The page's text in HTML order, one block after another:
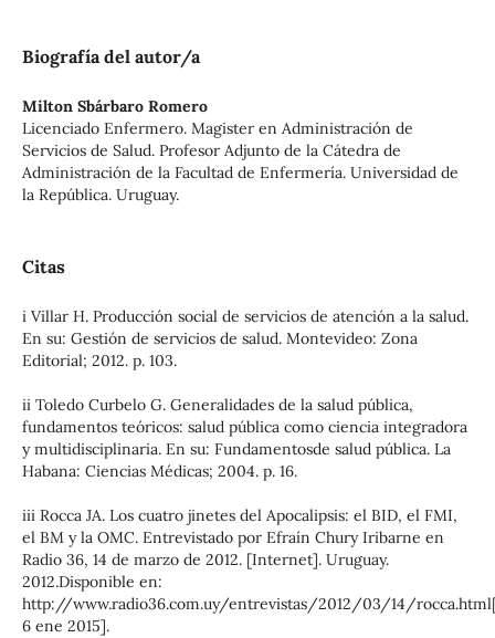
Biografía del autor/a
Milton Sbárbaro Romero
Licenciado Enfermero. Magister en Administración de
Servicios de Salud. Profesor Adjunto de la Cátedra de
Administración de la Facultad de Enfermería. Universidad de
la República. Uruguay.
Citas
i Villar H. Producción social de servicios de atención a la salud.
En su: Gestión de servicios de salud. Montevideo: Zona
Editorial; 2012. p. 103.
ii Toledo Curbelo G. Generalidades de la salud pública,
fundamentos teóricos: salud pública como ciencia integradora
y multidisciplinaria. En su: Fundamentosde salud pública. La
Habana: Ciencias Médicas; 2004. p. 16.
iii Rocca JA. Los cuatro jinetes del Apocalipsis: el BID, el FMI,
el BM y la OMC. Entrevistado por Efraín Chury Iribarne en
Radio 36, 14 de marzo de 2012. [Internet]. Uruguay.
2012.Disponible en:
http://www.radio36.com.uy/entrevistas/2012/03/14/
6 ene 2015].